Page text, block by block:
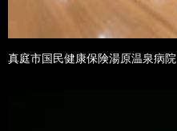
真庭市国民健康保険湯原温泉病院